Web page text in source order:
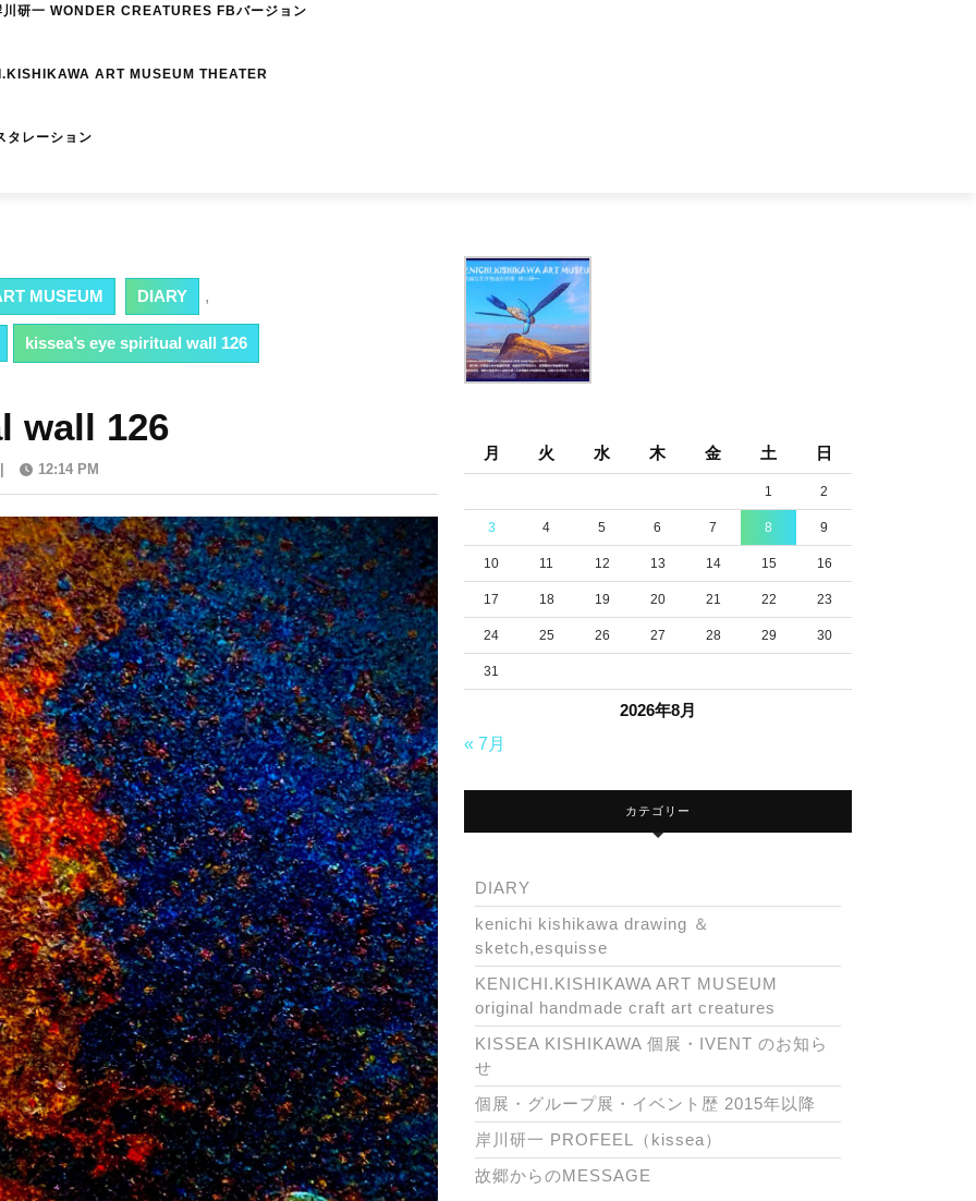
研一 WONDER CREATURES FBバージョン
ART MUSEUM THEATER
レーション
MUSEUM DIARY ,
kissea’s eye spiritual wall 126
wall 126
12:14 PM
2026年8月
月 火 水 木 金 土 日
1 2
3 4 5 6 7 8 9
10 11 12 13 14 15 16
17 18 19 20 21 22 23
24 25 26 27 28 29 30
31
« 7月
カテゴリー
DIARY
kenichi kishikawa drawing ＆
sketch,esquisse
KENICHI.KISHIKAWA ART MUSEUM
original handmade craft art creatures
KISSEA KISHIKAWA 個展・IVENT のお知ら
せ
個展・グループ展・イベント歴 2015年以降
岸川研一 PROFEEL（kissea）
故郷からのMESSAGE